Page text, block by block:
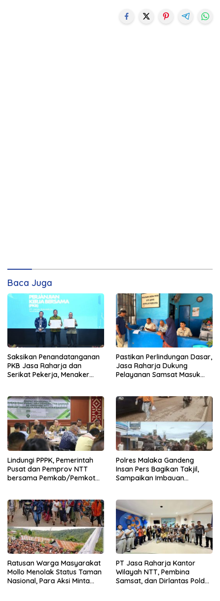
Baca Juga
Saksikan Penandatanganan
PKB Jasa Raharja dan
Serikat Pekerja, Menaker
Pastikan Perlindungan Dasar,
Jasa Raharja Dukung
Pelayanan Samsat Masuk
Lindungi PPPK, Pemerintah
Pusat dan Pemprov NTT
bersama Pemkab/Pemkot
Polres Malaka Gandeng
Insan Pers Bagikan Takjil,
Sampaikan Imbauan
Ratusan Warga Masyarakat
Mollo Menolak Status Taman
Nasional, Para Aksi Minta
PT Jasa Raharja Kantor
Wilayah NTT, Pembina
Samsat, dan Dirlantas Polda